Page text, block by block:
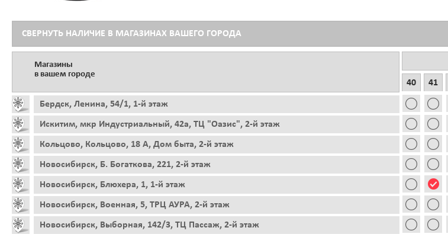
СВЕРНУТЬ НАЛИЧИЕ В МАГАЗИНАХ ВАШЕГО ГОРОДА
Магазины
в вашем городе
Бердск, Ленина, 54/1, 1-й этаж
Искитим, мкр Индустриальный, 42а, ТЦ "Оазис", 2-й этаж
Кольцово, Кольцово, 18 А, Дом быта, 2-й этаж
Новосибирск, Б. Богаткова, 221, 2-й этаж
Новосибирск, Блюхера, 1, 1-й этаж
Новосибирск, Военная, 5, ТРЦ АУРА, 2-й этаж
Новосибирск, Выборная, 142/3, ТЦ Пассаж, 2-й этаж
40 41